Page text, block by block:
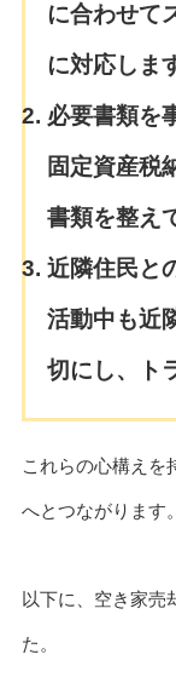
に合わせて
に対応しま
必要書類を
固定資産税
書類を整え
近隣住民と
活動中も近
切にし、ト
これらの心構えを
へとつながります。
以下に、空き家売
た。